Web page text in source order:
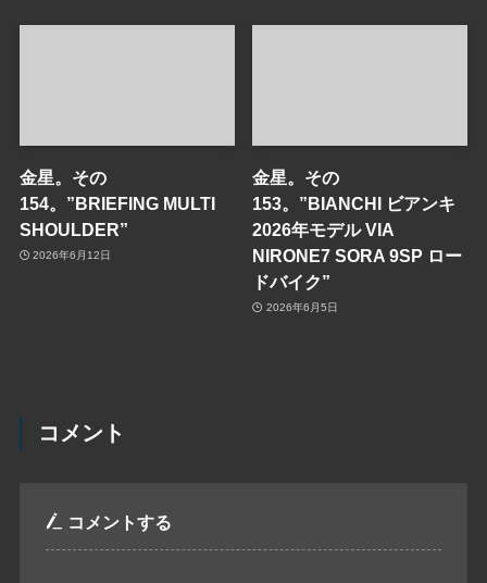
金星。その
154。”BRIEFING MULTI
SHOULDER”
2026年6月12日
金星。その
153。”BIANCHI ビアンキ
2026年モデル VIA
NIRONE7 SORA 9SP ロー
ドバイク”
2026年6月5日
コメント
コメントする